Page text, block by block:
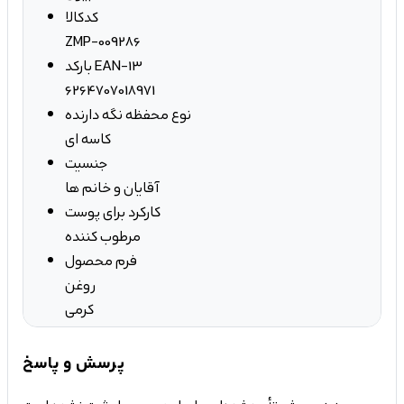
کدکالا
ZMP-009286
بارکد EAN-13
6264707018971
نوع محفظه نگه دارنده
کاسه ای
جنسیت
آقایان و خانم ها
کارکرد برای پوست
مرطوب کننده
فرم محصول
روغن
کرمی
پرسش و پاسخ